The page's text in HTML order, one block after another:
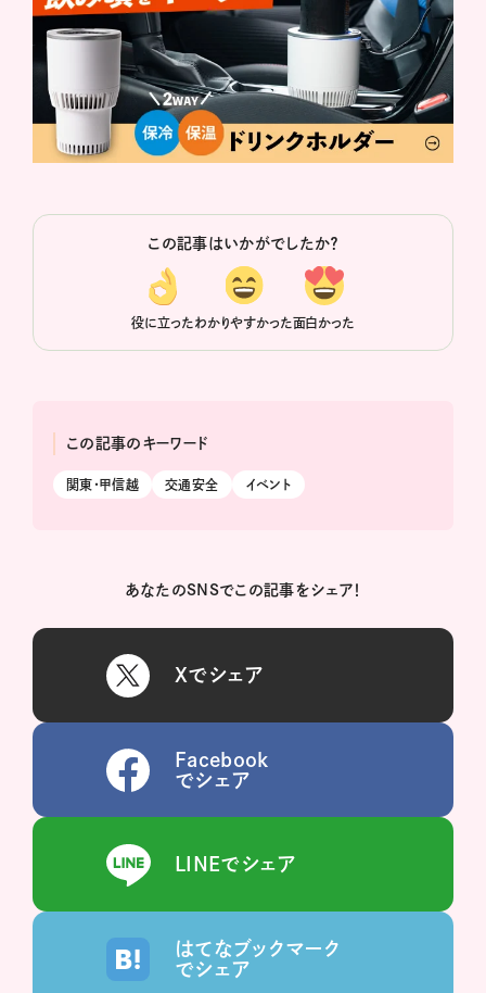
この記事はいかがでしたか？
役に立ったわかりやすかった面白かった
この記事のキーワード
関東・甲信越 交通安全 イベント
あなたのSNSでこの記事をシェア！
Xでシェア
Facebook
でシェア
LINEでシェア
はてなブックマーク
でシェア